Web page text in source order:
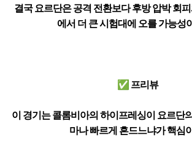
결국 요르단은 공격 전환보다 후방 압박 회
에서 더 큰 시험대에 오를 가능성
✅ 프리뷰
이 경기는 콜롬비아의 하이프레싱이 요르단
마나 빠르게 흔드느냐가 핵심